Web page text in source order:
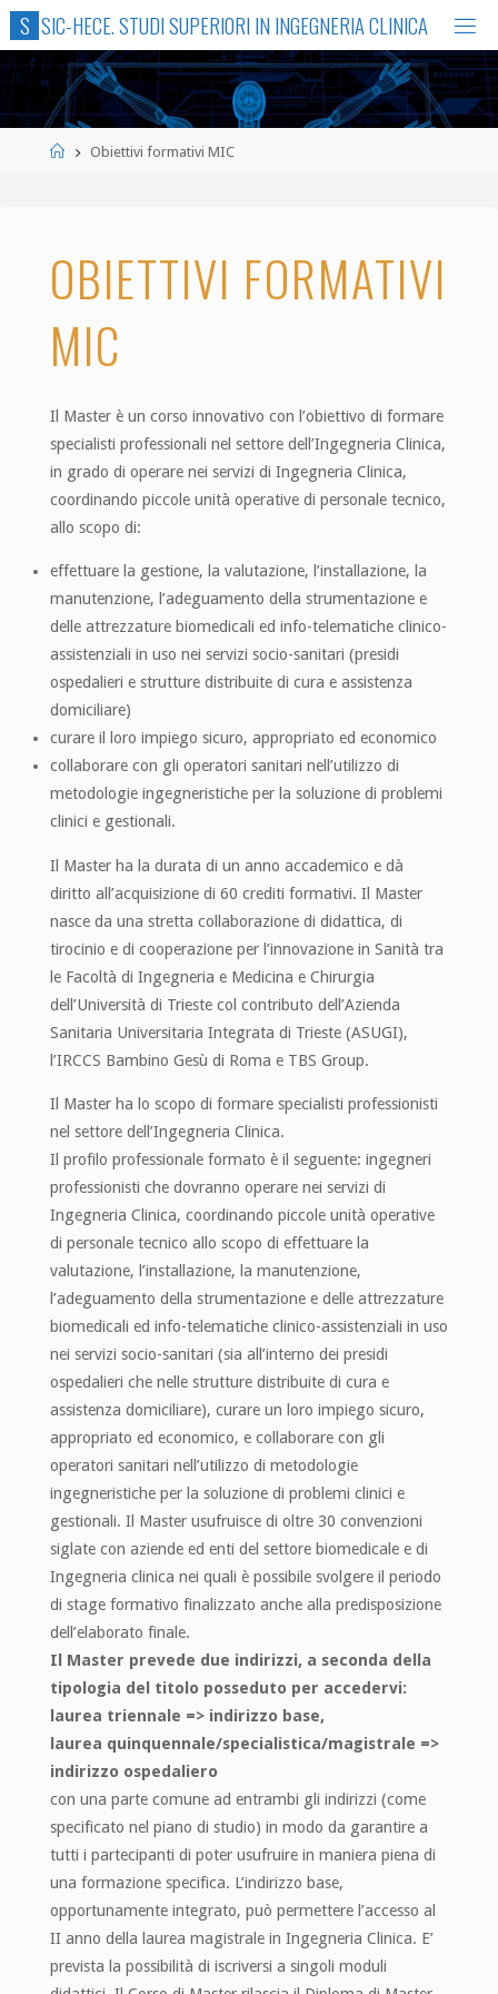
Skip
to
content
S SIC-HECE.STUDISUPERIORIIN INGEGNERIACLINICA
HomeObiettivi formativi MIC
OBIETTIVI FORMATIVI
MIC
Il Master è un corso innovativo con l’obiettivo di formare
specialisti professionali nel settore dell’Ingegneria Clinica,
in grado di operare nei servizi di Ingegneria Clinica,
coordinando piccole unità operative di personale tecnico,
allo scopo di:
effettuare la gestione, la valutazione, l’installazione, la
manutenzione, l’adeguamento della strumentazione e
delle attrezzature biomedicali ed info-telematiche clinico-
assistenziali in uso nei servizi socio-sanitari (presidi
ospedalieri e strutture distribuite di cura e assistenza
domiciliare)
curare il loro impiego sicuro, appropriato ed economico
collaborare con gli operatori sanitari nell’utilizzo di
metodologie ingegneristiche per la soluzione di problemi
clinici e gestionali.
Il Master ha la durata di un anno accademico e dà
diritto all’acquisizione di 60 crediti formativi. Il Master
nasce da una stretta collaborazione di didattica, di
tirocinio e di cooperazione per l’innovazione in Sanità tra
le Facoltà di Ingegneria e Medicina e Chirurgia
dell’Università di Trieste col contributo dell’Azienda
Sanitaria Universitaria Integrata di Trieste (ASUGI),
l’IRCCS Bambino Gesù di Roma e TBS Group.
Il Master ha lo scopo di formare specialisti professionisti
nel settore dell’Ingegneria Clinica.
Il profilo professionale formato è il seguente: ingegneri
professionisti che dovranno operare nei servizi di
Ingegneria Clinica, coordinando piccole unità operative
di personale tecnico allo scopo di effettuare la
valutazione, l’installazione, la manutenzione,
l’adeguamento della strumentazione e delle attrezzature
biomedicali ed info-telematiche clinico-assistenziali in uso
nei servizi socio-sanitari (sia all’interno dei presidi
ospedalieri che nelle strutture distribuite di cura e
assistenza domiciliare), curare un loro impiego sicuro,
appropriato ed economico, e collaborare con gli
operatori sanitari nell’utilizzo di metodologie
ingegneristiche per la soluzione di problemi clinici e
gestionali. Il Master usufruisce di oltre 30 convenzioni
siglate con aziende ed enti del settore biomedicale e di
Ingegneria clinica nei quali è possibile svolgere il periodo
di stage formativo finalizzato anche alla predisposizione
dell’elaborato finale.
Il Master prevede due indirizzi, a seconda della
tipologia del titolo posseduto per accedervi:
laurea triennale => indirizzo base,
laurea quinquennale/specialistica/magistrale =>
indirizzo ospedaliero
con una parte comune ad entrambi gli indirizzi (come
specificato nel piano di studio) in modo da garantire a
tutti i partecipanti di poter usufruire in maniera piena di
una formazione specifica. L’indirizzo base,
opportunamente integrato, può permettere l’accesso al
II anno della laurea magistrale in Ingegneria Clinica. E’
prevista la possibilità di iscriversi a singoli moduli